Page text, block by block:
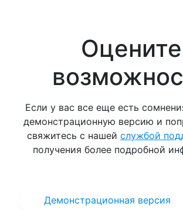
Оцените
Если у вас все еще есть
демонстрационную версию и
свяжитесь с нашей службой
получения более подробной
Демонстрационная версия